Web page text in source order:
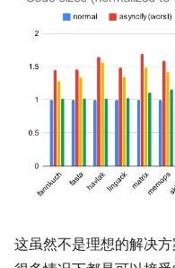
这虽然不是理想的解决